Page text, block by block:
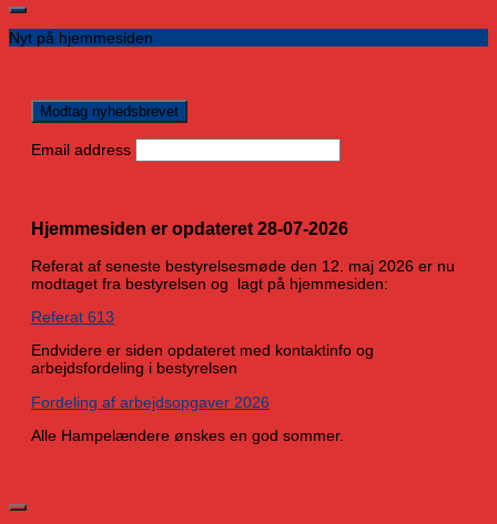
Nyt på hjemmesiden
Email address
Hjemmesiden er opdateret 28-07-2026
Referat af seneste bestyrelsesmøde den 12. maj 2026 er nu
modtaget fra bestyrelsen og lagt på hjemmesiden:
Referat 613
Endvidere er siden opdateret med kontaktinfo og
arbejdsfordeling i bestyrelsen
Fordeling af arbejdsopgaver 2026
Alle Hampelændere ønskes en god sommer.